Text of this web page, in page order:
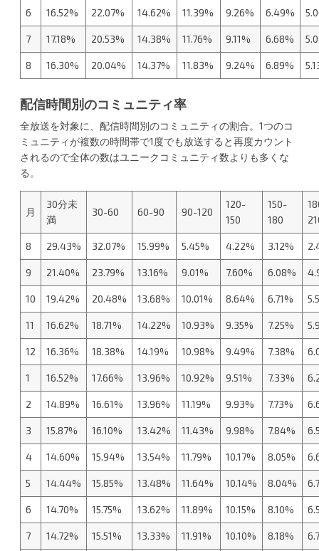
6 16.52% 22.07% 14.62% 11.39% 9.26% 6.49%
7 17.18% 20.53% 14.38% 11.76% 9.11% 6.68%
8 16.30% 20.04% 14.37% 11.83% 9.24% 6.89%
配信時間別のコミュニティ率
全放送を対象に、配信時間別のコミュニティの割合。1つのコ
ミュニティが複数の時間帯で1度でも放送すると再度カウント
されるので全体の数はユニークコミュニティ数よりも多くな
る。
月
30分未
満
30-60 60-90 90-120
120-
150
150-
180
8 29.43% 32.07% 15.99% 5.45% 4.22% 3.12%
9 21.40% 23.79% 13.16% 9.01% 7.60% 6.08%
10 19.42% 20.48% 13.68% 10.01% 8.64% 6.71%
11 16.62% 18.71% 14.22% 10.93% 9.35% 7.25%
12 16.36% 18.38% 14.19% 10.98% 9.49% 7.38%
1 16.52% 17.66% 13.96% 10.92% 9.51% 7.33%
2 14.89% 16.61% 13.96% 11.19% 9.93% 7.73%
3 15.87% 16.10% 13.42% 11.43% 9.98% 7.84%
4 14.60% 15.94% 13.54% 11.79% 10.17% 8.05%
5 14.44% 15.85% 13.48% 11.64% 10.14% 8.04%
6 14.70% 15.75% 13.62% 11.89% 10.15% 8.10%
7 14.72% 15.51% 13.33% 11.91% 10.10% 8.18%